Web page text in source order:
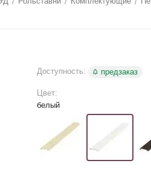
Доступность: предзаказ
Цвет:
белый